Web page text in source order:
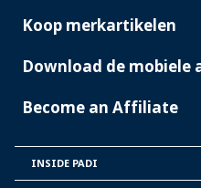
Koop merkartikelen
Download de mobiele
Become an Affiliate
INSIDE PADI